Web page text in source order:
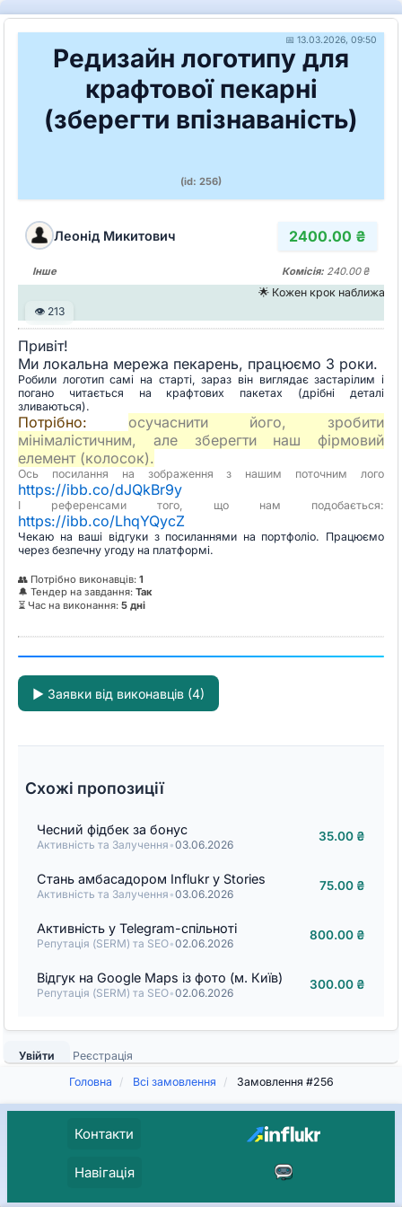
📅 13.03.2026, 09:50
Редизайн логотипу для
крафтової пекарні
(зберегти впізнаваність)
(id: 256)
Леонід Микитович 2400.00 ₴
Інше Комісія: 240.00 ₴
👁 213
🌟 Кожен крок наближає
Привіт!
Ми локальна мережа пекарень, працюємо 3 роки.
Робили логотип самі на старті, зараз він виглядає застарілим і
погано читається на крафтових пакетах (дрібні деталі
зливаються).
Потрібно: осучаснити його, зробити
мінімалістичним, але зберегти наш фірмовий
елемент (колосок).
Ось посилання на зображення з нашим поточним лого
https://ibb.co/dJQkBr9y
І референсами того, що нам подобається:
https://ibb.co/LhqYQycZ
Чекаю на ваші відгуки з посиланнями на портфоліо. Працюємо
через безпечну угоду на платформі.
👥 Потрібно виконавців:1
🔔 Тендер на завдання:Так
⏳ Час на виконання:5 дні
▶ Заявки від виконавців (4)
Схожі пропозиції
Чесний фідбек за бонус
Активність та Залучення •03.06.2026
35.00 ₴
Стань амбасадором Influkr у Stories
Активність та Залучення •03.06.2026
75.00 ₴
Активність у Telegram-спільноті
Репутація (SERM) та SEO•02.06.2026
800.00 ₴
Відгук на Google Maps із фото (м. Київ)
Репутація (SERM) та SEO•02.06.2026
300.00 ₴
Увійти
Реєстрація
Головна
Всі замовлення Замовлення #256
Контакти
Навігація